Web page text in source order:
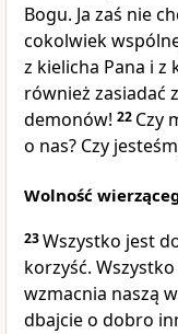
Bogu. Ja zaś nie
cokolwiek
z kielicha Pana i z
również zasiadać
demonów! 22 Czy
o nas? Czy
Wolność
23Wszystko jest
korzyść.
wzmacnia naszą
dbajcie o dobro